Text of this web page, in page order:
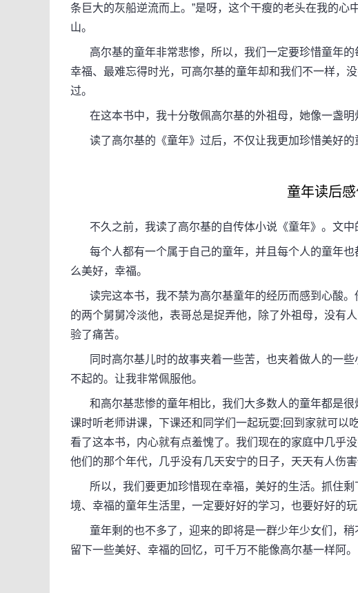
条巨大的灰船逆流而上。”是呀，这个干瘦的老头在我的
山。
高尔基的童年非常悲惨，所以，我们一定要珍惜童年的
幸福、最难忘得时光，可高尔基的童年却和我们不一样，
过。
在这本书中，我十分敬佩高尔基的外祖母，她像一盏明
读了高尔基的《童年》过后，不仅让我更加珍惜美好的
童年读后
不久之前，我读了高尔基的自传体小说《童年》。文中
每个人都有一个属于自己的童年，并且每个人的童年也
么美好，幸福。
读完这本书，我不禁为高尔基童年的经历而感到心酸。
的两个舅舅冷淡他，表哥总是捉弄他，除了外祖母，没有
验了痛苦。
同时高尔基儿时的故事夹着一些苦，也夹着做人的一些
不起的。让我非常佩服他。
和高尔基悲惨的童年相比，我们大多数人的童年都是很
课时听老师讲课，下课还和同学们一起玩耍;回到家就可以
看了这本书，内心就有点羞愧了。我们现在的家庭中几乎
他们的那个年代，几乎没有几天安宁的日子，天天有人伤害
所以，我们要更加珍惜现在幸福，美好的生活。抓住剩
境、幸福的童年生活里，一定要好好的学习，也要好好的
童年剩的也不多了，迎来的即将是一群少年少女们，稍
留下一些美好、幸福的回忆，可千万不能像高尔基一样阿。